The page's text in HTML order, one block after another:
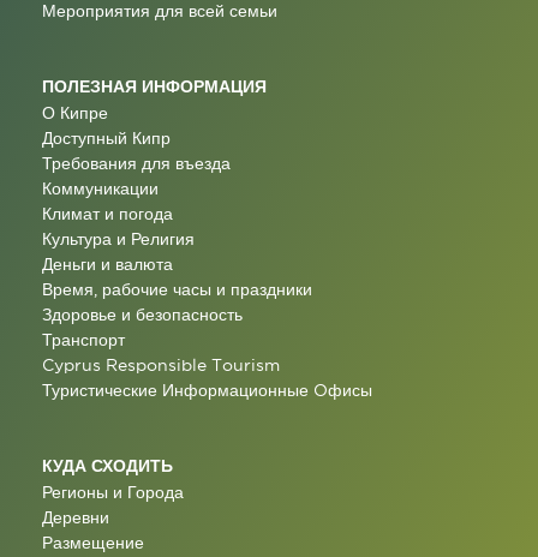
Мероприятия для всей семьи
ПОЛЕЗНАЯ ИНФОРМАЦИЯ
О Кипре
Доступный Кипр
Требования для въезда
Коммуникации
Климат и погода
Культура и Религия
Деньги и валюта
Время, рабочие часы и праздники
Здоровье и безопасность
Транспорт
Cyprus Responsible Tourism
Туристические Информационные Oфисы
КУДА СХОДИТЬ
Регионы и Города
Деревни
Размещение